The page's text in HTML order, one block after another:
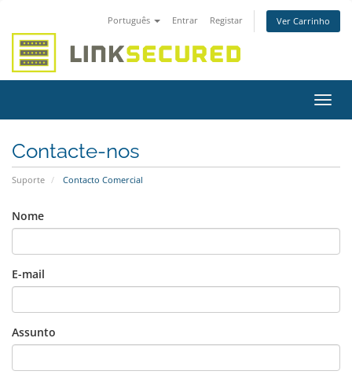
Português Entrar Registar Ver Carrinho
Contacte-nos
Suporte Contacto Comercial
Nome
E-mail
Assunto